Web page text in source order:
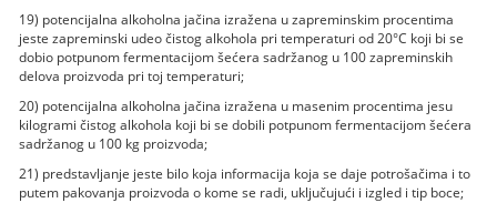
19) potencijalna alkoholna jačina izražena u zapreminskim procentima
jeste zapreminski udeo čistog alkohola pri temperaturi od 20°C koji bi se
dobio potpunom fermentacijom šećera sadržanog u 100 zapreminskih
delova proizvoda pri toj temperaturi;
20) potencijalna alkoholna jačina izražena u masenim procentima jesu
kilogrami čistog alkohola koji bi se dobili potpunom fermentacijom šećera
sadržanog u 100 kg proizvoda;
21) predstavljanje jeste bilo koja informacija koja se daje potrošačima i to
putem pakovanja proizvoda o kome se radi, uključujući i izgled i tip boce;